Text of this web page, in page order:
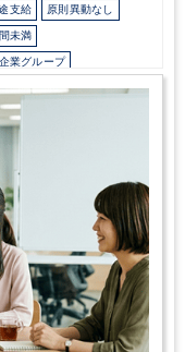
支給 原則異動なし
未満
企業グループ
・ストックオプションあり
120日以上